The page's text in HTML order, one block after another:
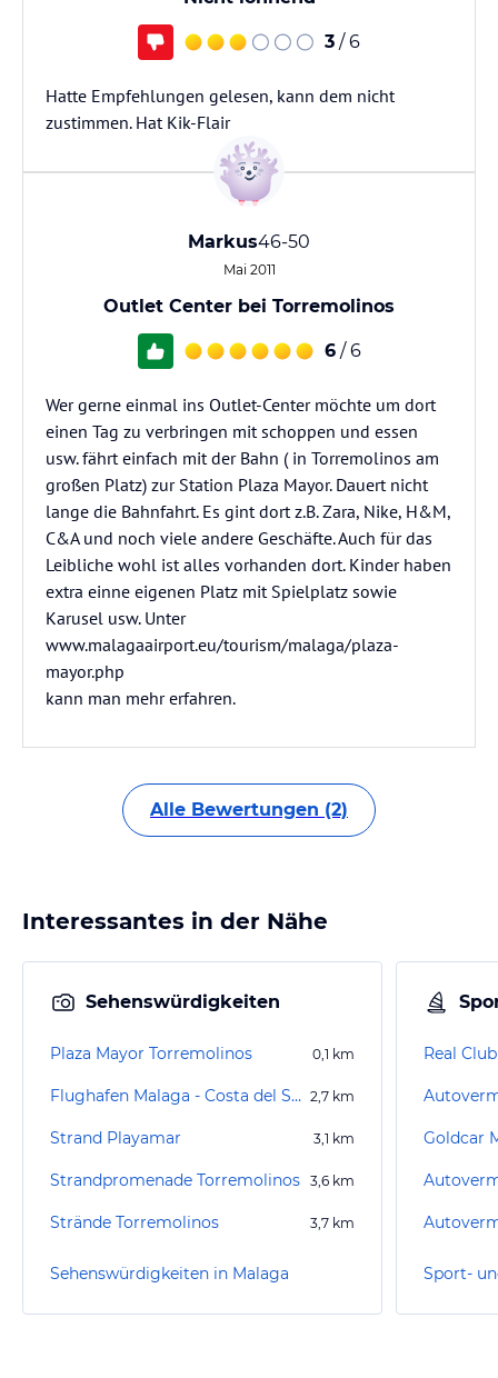
3 / 6
Hatte Empfehlungen gelesen, kann dem nicht
zustimmen. Hat Kik-Flair
Markus46-50
Mai 2011
Outlet Center bei Torremolinos
6 / 6
Wer gerne einmal ins Outlet-Center möchte um dort
einen Tag zu verbringen mit schoppen und essen
usw. fährt einfach mit der Bahn ( in Torremolinos am
großen Platz) zur Station Plaza Mayor. Dauert nicht
lange die Bahnfahrt. Es gint dort z.B. Zara, Nike, H&M,
C&A und noch viele andere Geschäfte. Auch für das
Leibliche wohl ist alles vorhanden dort. Kinder haben
extra einne eigenen Platz mit Spielplatz sowie
Karusel usw. Unter
www.malagaairport.eu/tourism/malaga/plaza-
mayor.php
kann man mehr erfahren.
Alle Bewertungen (2)
Interessantes in der Nähe
Sehenswürdigkeiten
Plaza Mayor Torremolinos 0,1 km
Flughafen Malaga - Costa del Sol (AGP) 2,7 km
Strand Playamar 3,1 km
Strandpromenade Torremolinos 3,6 km
Strände Torremolinos 3,7 km
Sehenswürdigkeiten in Malaga
Real
Goldcar
Sport-